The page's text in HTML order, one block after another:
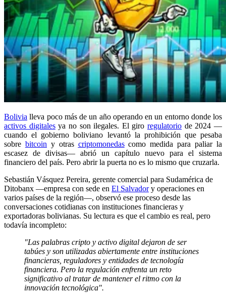
Bolivia lleva poco más de un año operando en un entorno donde los
activos digitalesya no son ilegales. El giroregulatorio de 2024 —
cuando el gobierno boliviano levantó la prohibición que pesaba
sobre bitcoin y otras criptomonedascomo medida para paliar la
escasez de divisas— abrió un capítulo nuevo para el sistema
financiero del país. Pero abrir la puerta no es lo mismo que cruzarla.
Sebastián Vásquez Pereira, gerente comercial para Sudamérica de
Ditobanx —empresa con sede en El Salvadory operaciones en
varios países de la región—, observó ese proceso desde las
conversaciones cotidianas con instituciones financieras y
exportadoras bolivianas. Su lectura es que el cambio es real, pero
todavía incompleto:
"Las palabras cripto y activo digital dejaron de ser
tabúes y son utilizadas abiertamente entre instituciones
financieras, reguladores y entidades de tecnología
financiera. Pero la regulación enfrenta un reto
significativo al tratar de mantener el ritmo con la
innovación tecnológica".